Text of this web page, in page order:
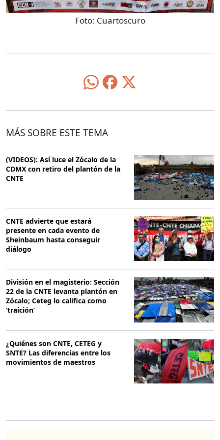
Foto: Cuartoscuro
MÁS SOBRE ESTE TEMA
(VIDEOS): Así luce el Zócalo de la
CDMX con retiro del plantón de la
CNTE
CNTE advierte que estará
presente en cada evento de
Sheinbaum hasta conseguir
diálogo
División en el magisterio: Sección
22 de la CNTE levanta plantón en
Zócalo; Ceteg lo califica como
‘traición’
¿Quiénes son CNTE, CETEG y
SNTE? Las diferencias entre los
movimientos de maestros